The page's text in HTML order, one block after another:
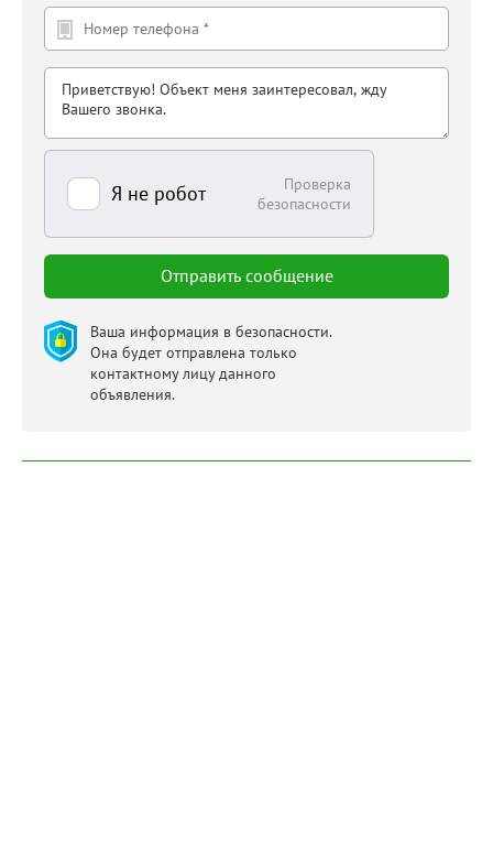
Я не робот
Проверка
безопасности
Ваша информация в безопасности.
Она будет отправлена только
контактному лицу данного
объявления.